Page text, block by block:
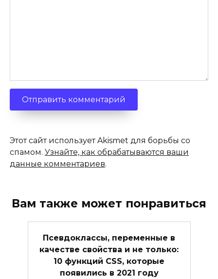
Этот сайт использует Akismet для борьбы со
спамом. Узнайте, как обрабатываются ваши
данные комментариев.
Вам также может понравиться
Псевдоклассы, переменные в
качестве свойства и не только:
10 функций CSS, которые
появились в 2021 году